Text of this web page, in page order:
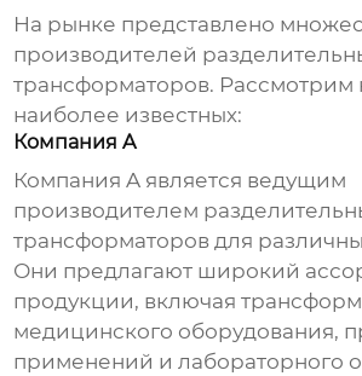
На рынке представлено
производителей
трансформаторов. Рассмотрим
наиболее известных:
Компания A
Компания A является ведущим
производителем
трансформаторов для
Они предлагают широкий
продукции, включая
медицинского оборудования,
применений и лабораторного